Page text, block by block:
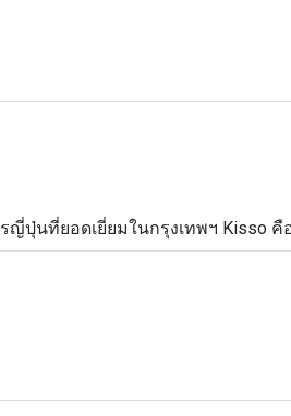
ปุ่นที่ยอดเยี่ยมในกรุงเทพฯ Kisso คื
ชาติอันแท้จริง พร้อมเสิร์ฟหลากหลา
งสวยงาม, และซูชิที่สร้างสรรค์ ซึ่งจะ
าล" โดยร้านมุ่งมั่นที่จะนำเสนอรสช